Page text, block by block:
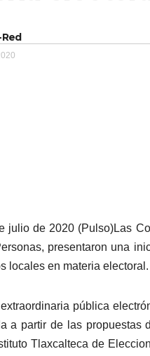
julio de 2020 (Pulso)Las
presentaron una
locales en materia electoral.
pública
a partir de las
Tlaxcalteca de